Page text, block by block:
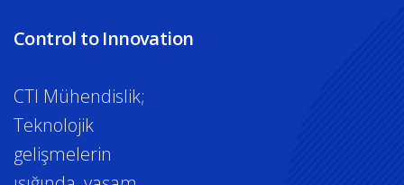
Control to Innovation
CTI Mühendislik;
Teknolojik
gelişmelerin